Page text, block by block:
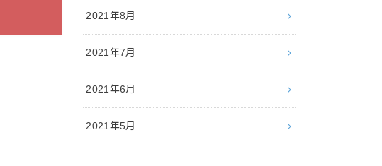
2021年8月
2021年7月
2021年6月
2021年5月